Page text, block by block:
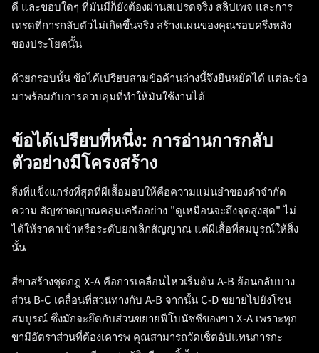
ดี และขอบใดๆ ที่มันมีก็ยังต้องผ่านสเปรดจริง สลิปเพจ และการ
เทรดที่การกลับตัวไม่เกิดขึ้นจริง สร้างแผนของคุณรอบครึ่งหลัง
ของประโยคนั้น
ด้วยกรอบนั้น ข้อได้เปรียบสามข้อด้านล่างนี้จึงยืนหยัดได้ แต่ละข้อ
มาพร้อมกับการควบคุมที่ทำให้มันใช้งานได้
ข้อได้เปรียบที่หนึ่ง: การอ่านการกลับ
ตัวอย่างมีโครงสร้าง
สิ่งที่แข็งแกร่งที่สุดที่ผีเสื้อมอบให้คือความแม่นยำของคำจำกัด
ความ สัญชาตญาณคลุมเครืออย่าง "ดูเหมือนจะถึงจุดสูงสุด" ไม่
ได้ให้ราคาเข้าหรือระดับยกเลิกสัญญาณ แต่ผีเสื้อที่สมบูรณ์ให้สิ่ง
นั้น
สี่ขาสร้างชุดกฎ X-A คือการเคลื่อนไหวเริ่มต้น A-B ย้อนกลับบาง
ส่วน B-C เคลื่อนที่สวนทางกับ A-B จากนั้น C-D ขยายไปยังโซน
สมบูรณ์ ซึ่งมักจะยึดกับส่วนขยายฟีโบนัชชีของขา X-A เพราะทุก
ขามีอัตราส่วนที่ต้องเคารพ คุณสามารถวัดเซ็ตอัปแทนการกะ